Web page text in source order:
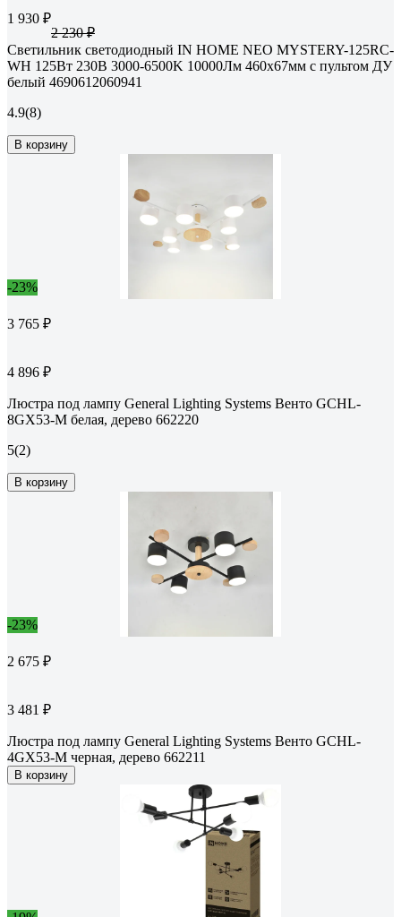
1 930 ₽
2 230 ₽
Светильник светодиодный IN HOME NEO MYSTERY-125RC-
WH 125Вт 230В 3000-6500K 10000Лм 460x67мм с пультом ДУ
белый 4690612060941
4.9(8)
В корзину
-23%
3 765 ₽
4 896 ₽
Люстра под лампу General Lighting Systems Венто GCHL-
8GX53-M белая, дерево 662220
5(2)
В корзину
-23%
2 675 ₽
3 481 ₽
Люстра под лампу General Lighting Systems Венто GCHL-
4GX53-M черная, дерево 662211
В корзину